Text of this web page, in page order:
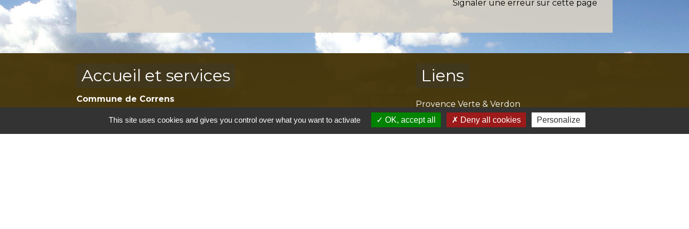
Signaler une erreur sur cette page
Accueil et services
Commune de Correns
83570 Correns - FRANCE
+33 4 94 37 21 95
Liens
Provence Verte & Verdon
Préfecture du Var
Réglementation de l'accès aux massifs forestiers
This site uses cookies and gives you control over what you want to activate OK, accept all Deny all cookies Personalize